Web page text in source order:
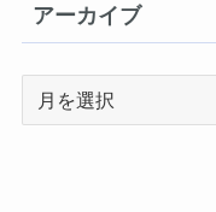
アーカイブ